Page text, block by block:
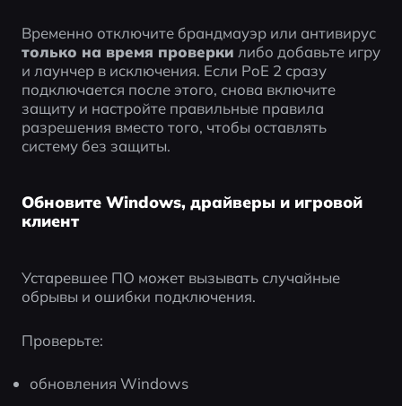
Временно отключите брандмауэр или антивирус
только на время проверки либо добавьте игру
и лаунчер в исключения. Если PoE 2 сразу
подключается после этого, снова включите
защиту и настройте правильные правила
разрешения вместо того, чтобы оставлять
систему без защиты.
Обновите Windows, драйверы и игровой
клиент
Устаревшее ПО может вызывать случайные
обрывы и ошибки подключения.
Проверьте:
обновления Windows